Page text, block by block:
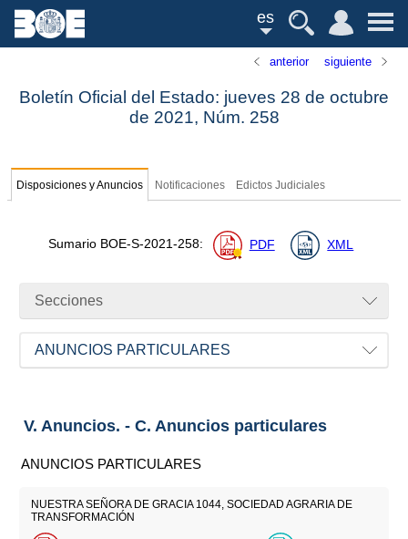
es
anterior siguiente
Boletín Oficial del Estado: jueves 28 de octubre
de 2021, Núm. 258
Disposiciones y Anuncios Notificaciones Edictos Judiciales
Sumario BOE-S-2021-258: PDF XML
Secciones
ANUNCIOS PARTICULARES
V. Anuncios. - C. Anuncios particulares
ANUNCIOS PARTICULARES
NUESTRA SEÑORA DE GRACIA 1044, SOCIEDAD AGRARIA DE
TRANSFORMACIÓN